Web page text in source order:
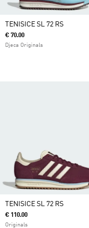
TENISICE SL 72 RS
€ 70.00
Djeca Originals
TENISICE SL 72 RS
€ 110.00
Originals